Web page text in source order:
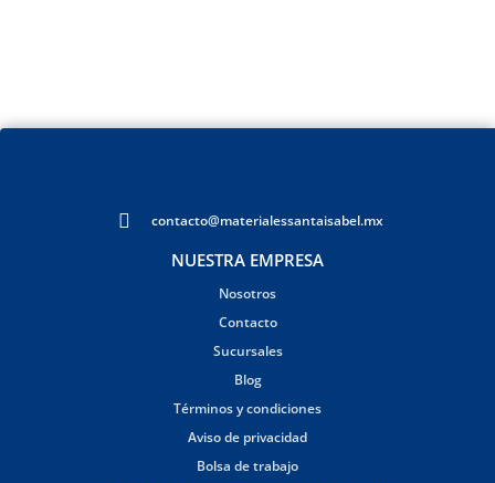
contacto@materialessantaisabel.mx
NUESTRA EMPRESA
Nosotros
Contacto
Sucursales
Blog
Términos y condiciones
Aviso de privacidad
Bolsa de trabajo